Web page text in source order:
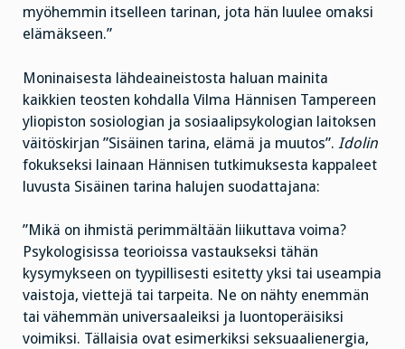
myöhemmin itselleen tarinan, jota hän luulee omaksi
elämäkseen.”
Moninaisesta lähdeaineistosta haluan mainita
kaikkien teosten kohdalla Vilma Hännisen Tampereen
yliopiston sosiologian ja sosiaalipsykologian laitoksen
väitöskirjan ”Sisäinen tarina, elämä ja muutos”. Idolin
fokukseksi lainaan Hännisen tutkimuksesta kappaleet
luvusta Sisäinen tarina halujen suodattajana:
”Mikä on ihmistä perimmältään liikuttava voima?
Psykologisissa teorioissa vastaukseksi tähän
kysymykseen on tyypillisesti esitetty yksi tai useampia
vaistoja, viettejä tai tarpeita. Ne on nähty enemmän
tai vähemmän universaaleiksi ja luontoperäisiksi
voimiksi. Tällaisia ovat esimerkiksi seksuaalienergia,